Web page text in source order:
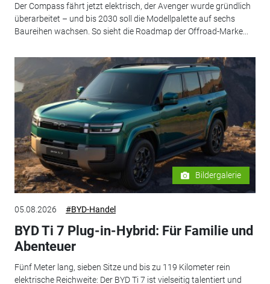
Der Compass fährt jetzt elektrisch, der Avenger wurde gründlich
überarbeitet – und bis 2030 soll die Modellpalette auf sechs
Baureihen wachsen. So sieht die Roadmap der Offroad-Marke...
Bildergalerie
05.08.2026 #BYD-Handel
BYD Ti 7 Plug-in-Hybrid: Für Familie und
Abenteuer
Fünf Meter lang, sieben Sitze und bis zu 119 Kilometer rein
elektrische Reichweite: Der BYD Ti 7 ist vielseitig talentiert und